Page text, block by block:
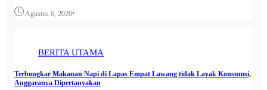
Agustus 6, 2026•
BERITA UTAMA
Terbongkar Makanan Napi di Lapas Empat Lawang tidak Layak Konsumsi,
Anggaranya Dipertanyakan